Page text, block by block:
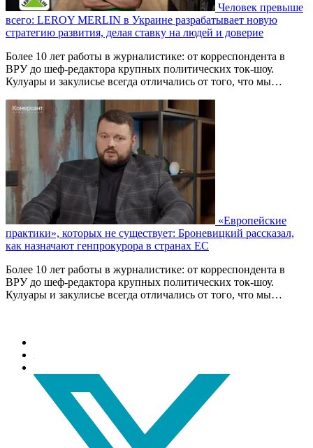
Человек превыше
всего: LEROY MERLIN в Украине разрабатывает новую
стратегию развития, делая ставку на людей и доверие
Более 10 лет работы в журналистике: от корреспондента в
ВРУ до шеф-редактора крупных политических ток-шоу.
Кулуары и закулисье всегда отличались от того, что мы…
«Европейские
практики», которых не существует: Броневицкий рассказал,
как назначают генпрокурора в странах ЕС
Более 10 лет работы в журналистике: от корреспондента в
ВРУ до шеф-редактора крупных политических ток-шоу.
Кулуары и закулисье всегда отличались от того, что мы…